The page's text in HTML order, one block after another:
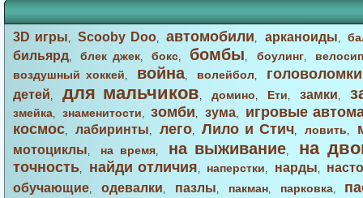
3D игры,Scooby Doo,автомобили, арканоиды,
бильярд,блек джек,бокс, бомбы, боулинг,
воздушный хоккей, война, волейбол, головоломки
детей, для мальчиков, домино, Ети, замки,
змейка, знаменитости,зомби, зума,
игровые
космос, лабиринты, лего,Лило и Стич,ловить,
мотоциклы, на время, на выживание, на
точность, найди отличия, наперстки, нарды,
обучающие, одевалки, пазлы, пакман, парковка,